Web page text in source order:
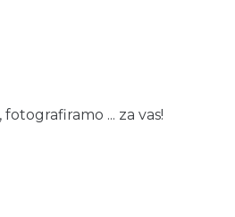
... za vas!